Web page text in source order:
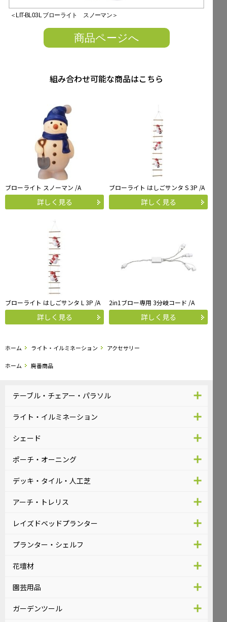
＜LIT-BL03L ブローライト スノーマン＞
商品ページへ
組み合わせ可能な商品はこちら
ブローライト スノーマン /A
詳しく見る
ブローライト はしごサンタ S 3P /A
詳しく見る
ブローライト はしごサンタ L 3P /A
詳しく見る
2in1ブロー専用 3分岐コード /A
詳しく見る
ホーム ライト・イルミネーション アクセサリー
ホーム 廃番商品
テーブル・チェアー・パラソル
ライト・イルミネーション
シェード
ポーチ・オーニング
デッキ・タイル・人工芝
アーチ・トレリス
レイズドベッドプランター
プランター・シェルフ
花壇材
園芸用品
ガーデンツール